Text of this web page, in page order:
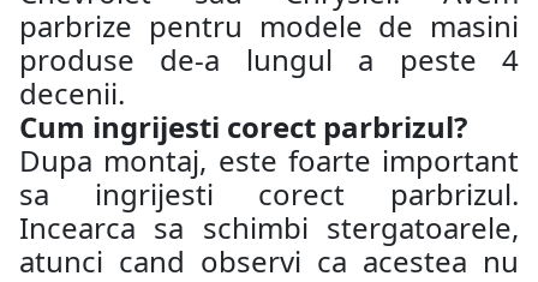
parbrize pentru modele de masini
produse de-a lungul a peste 4
decenii.
Cum ingrijesti corect parbrizul?
Dupa montaj, este foarte important
sa ingrijesti corect parbrizul.
Incearca sa schimbi stergatoarele,
atunci cand observi ca acestea nu